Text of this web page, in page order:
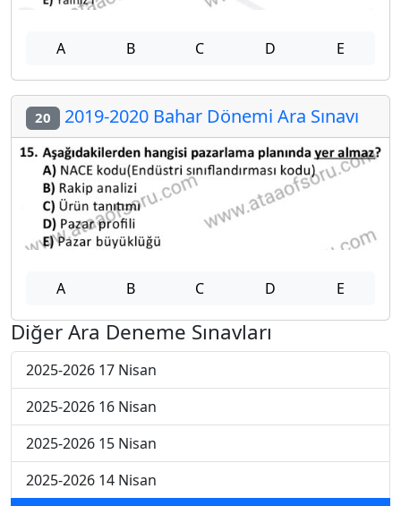
A B C D E
20 2019-2020 Bahar Dönemi Ara Sınavı
A B C D E
Diğer Ara Deneme Sınavları
2025-2026 17 Nisan
2025-2026 16 Nisan
2025-2026 15 Nisan
2025-2026 14 Nisan